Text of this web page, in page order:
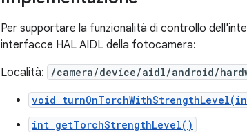
Per supportare la funzionalità di controllo
interfacce HAL AIDL della fotocamera:
Località:
/camera/device/aidl/android/
void
int getTorchStrengthLevel()